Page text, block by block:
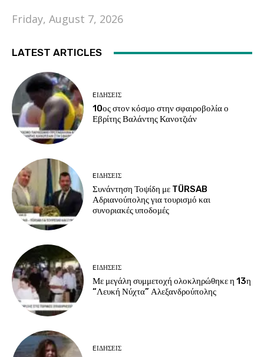
Friday, August 7, 2026
LATEST ARTICLES
EΙΔΗΣΕΙΣ
10ος στον κόσμο στην σφαιροβολία ο
Εβρίτης Βαλάντης Κανοτζιάν
EΙΔΗΣΕΙΣ
Συνάντηση Τοψίδη με TÜRSAB
Αδριανούπολης για τουρισμό και
συνοριακές υποδομές
EΙΔΗΣΕΙΣ
Με μεγάλη συμμετοχή ολοκληρώθηκε η 13η
“Λευκή Νύχτα” Αλεξανδρούπολης
EΙΔΗΣΕΙΣ